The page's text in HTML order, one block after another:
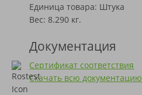
Единица товара: Штука
Вес: 8.290 кг.
Документация
Сертификат соответствия
Скачать всю документацию